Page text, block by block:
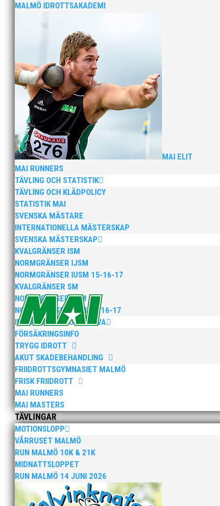
MALMÖ IDROTTSAKADEMI
MAI ELIT
MAI RUNNERS
TÄVLING OCH STATISTIK
TÄVLING OCH KLÄDPOLICY
STATISTIK MAI
SVENSKA MÄSTARE
INTERNATIONELLA MÄSTERSKAP
SVENSKA MÄSTERSKAP
KVALGRÄNSER ISM
NORMGRÄNSER IJSM
NORMGRÄNSER IUSM 15-16-17
KVALGRÄNSER SM
NORMGRÄNSER JSM
NORMGRÄNSER USM 15-16-17
INFORMATION FÖR AKTIVA
FÖRSÄKRINGSINFO
TRYGG IDROTT
AKUT SKADEBEHANDLING
FRIIDROTTSGYMNASIET MALMÖ
FRISK FRIIDROTT
MAI RUNNERS
MAI MASTERS
TÄVLINGAR
MOTIONSLOPP
VÅRRUSET MALMÖ
RUN MALMÖ 10K & 21K
MIDNATTSLOPPET
RUN MALMÖ 14 JUNI 2026
2025 innebar något av ett internationellt
på VM inomhus och elva på VM ute i
När Friidrottssverige samlades för fest
priset ”Årets pulshöjare”, och bland annat
Som traditionen bjuder så var vi ett helt
ett eller två varv runt Pildammsparken
Klubbchef – Malmö Allmänna
friidrottsföreningar? Malmö Allmänna
på plats och igång med en mängd olika